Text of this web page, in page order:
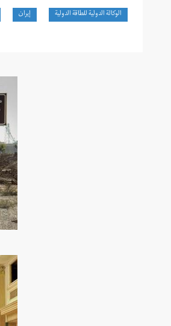
الوكالة الدولية للطاقة الدولية إيران